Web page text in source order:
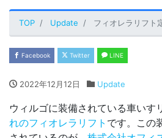
TOP Update フィオレラリフト
Facebook Twitter LINE
2022年12月12日 Update
ウィルゴに装備されている車いす
れのフィオレラリフト です。この